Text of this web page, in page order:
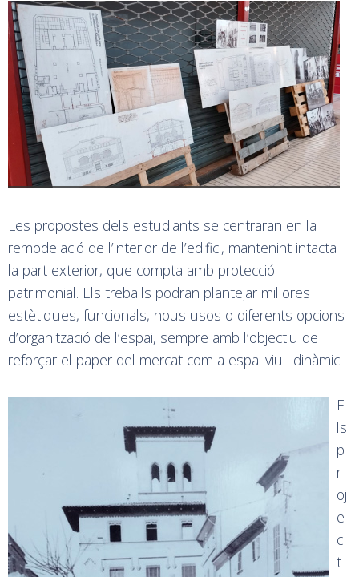
Les propostes dels estudiants se centraran en la
remodelació de l’interior de l’edifici, mantenint intacta
la part exterior, que compta amb protecció
patrimonial. Els treballs podran plantejar millores
estètiques, funcionals, nous usos o diferents opcions
d’organització de l’espai, sempre amb l’objectiu de
reforçar el paper del mercat com a espai viu i dinàmic.
E
ls
p
r
oj
e
c
t